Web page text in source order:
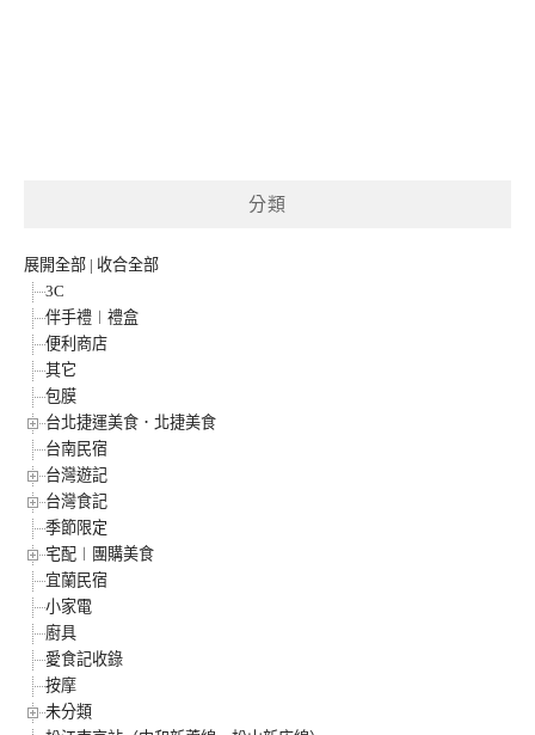
分類
展開全部 | 收合全部
3C
伴手禮︱禮盒
便利商店
其它
包膜
台北捷運美食．北捷美食
台南民宿
台灣遊記
台灣食記
季節限定
宅配︱團購美食
宜蘭民宿
小家電
廚具
愛食記收錄
按摩
未分類